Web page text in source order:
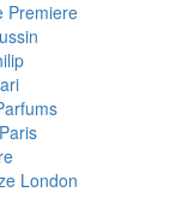
Premiere
London